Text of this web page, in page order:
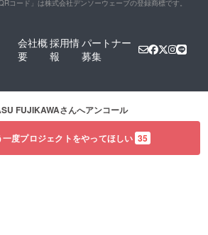
QRコード」は株式会社デンソーウェーブの登録商標です。
会社概
要
採用情
報
パートナー
募集
FUJIKAWAさんへアンコール
一度プロジェクトをやってほしい 35